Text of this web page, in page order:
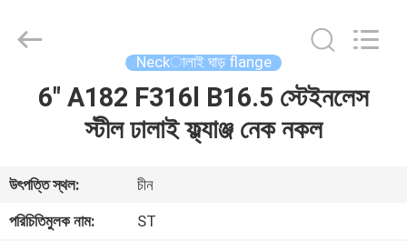
ভিডিও
Group
Reserved.
Developed
Neckালাই ঘাড় flange
6" A182 F316l B16.5 স্টেইনলেস
স্টীল ঢালাই ফ্ল্যাঞ্জ নেক নকল
উৎপত্তি স্থল:
চীন
পরিচিতিমুলক নাম:
ST